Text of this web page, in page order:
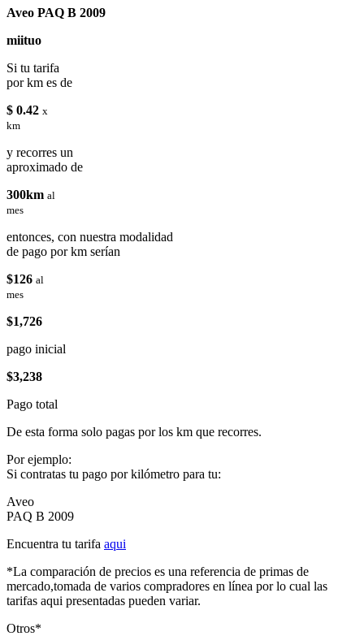
Aveo PAQ B 2009
miituo
Si tu tarifa
por km es de
$ 0.42 x
km
y recorres un
aproximado de
300km al
mes
entonces, con nuestra modalidad
de pago por km serían
$126 al
mes
$1,726
pago inicial
$3,238
Pago total
De esta forma solo pagas por los km que recorres.
Por ejemplo:
Si contratas tu pago por kilómetro para tu:
Aveo
PAQ B 2009
Encuentra tu tarifa aqui
*La comparación de precios es una referencia de primas de
mercado,tomada de varios compradores en línea por lo cual las
tarifas aqui presentadas pueden variar.
Otros*